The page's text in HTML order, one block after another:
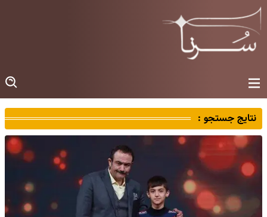
نتایج جستجو :